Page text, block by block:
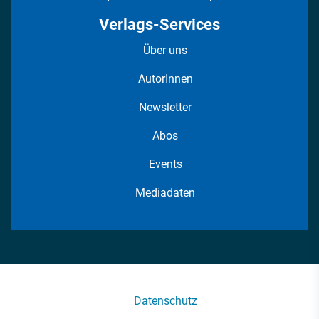
Verlags-Services
Über uns
AutorInnen
Newsletter
Abos
Events
Mediadaten
Datenschutz